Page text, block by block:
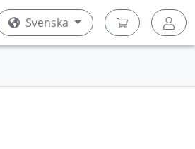
Svenska